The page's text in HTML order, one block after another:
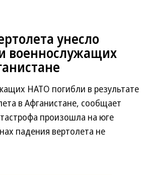
унесло
военнослужащих
НАТО погибли в результате
в Афганистане, сообщает
произошла на юге
падения вертолета не